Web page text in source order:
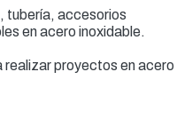
tubería, accesorios
en acero inoxidable.
proyectos en acero